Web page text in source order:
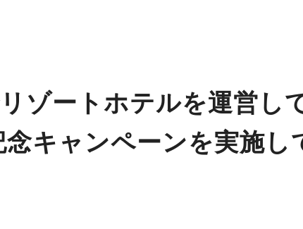
ゾートホテルを運営し
キャンペーンを実施し